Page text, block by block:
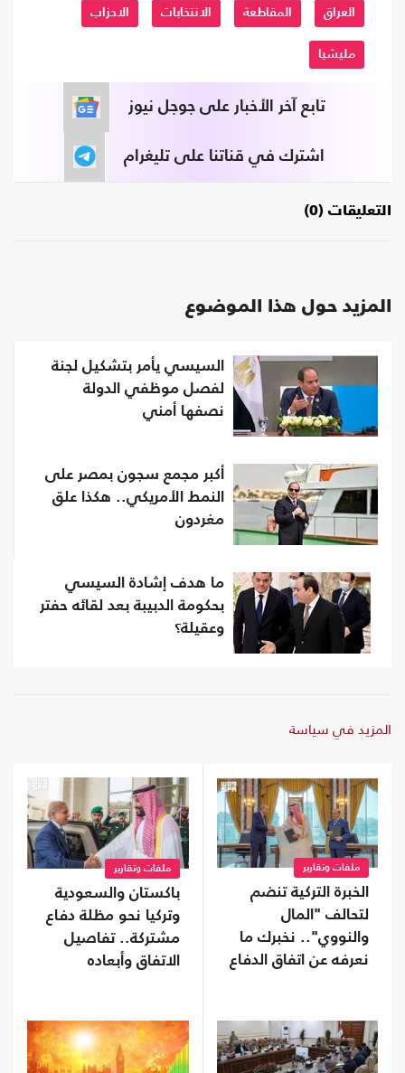
العراق المقاطعة الانتخابات الاحزاب
مليشيا
تابع آخر الأخبار على جوجل نيوز
اشترك في قناتنا على تليغرام
التعليقات (0)
المزيد حول هذا الموضوع
السيسي يأمر بتشكيل لجنة
لفصل موظفي الدولة
نصفها أمني
أكبر مجمع سجون بمصر على
النمط الأمريكي.. هكذا علق
مغردون
ما هدف إشادة السيسي
بحكومة الدبيبة بعد لقائه حفتر
وعقيلة؟
المزيد في سياسة
ملفات وتقارير
الخبرة التركية تنضم
لتحالف "المال
والنووي".. نخبرك ما
نعرفه عن اتفاق الدفاع
ملفات وتقارير
باكستان والسعودية
وتركيا نحو مظلة دفاع
مشتركة.. تفاصيل
الاتفاق وأبعاده